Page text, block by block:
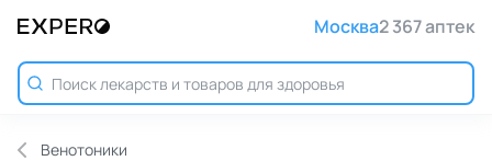
Москва2 367 аптек
Венотоники